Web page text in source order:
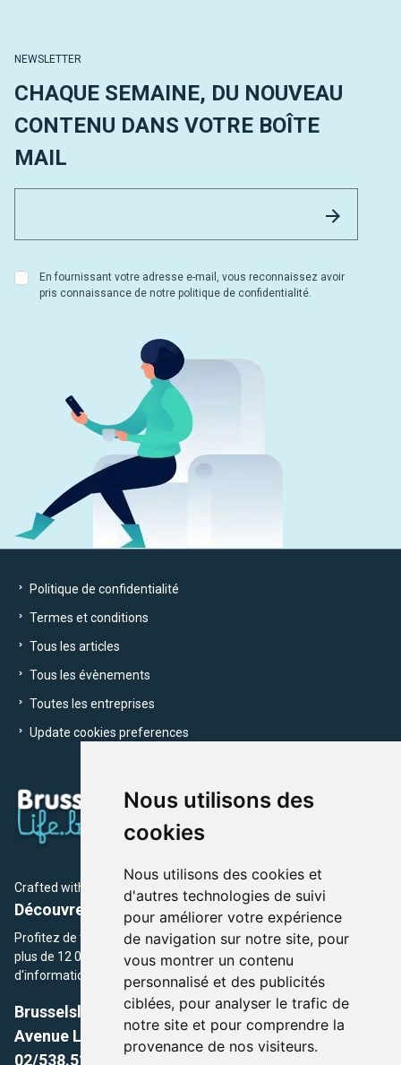
Nous utilisons des
cookies
Nous utilisons des cookies et
d'autres technologies de suivi
pour améliorer votre expérience
de navigation sur notre site, pour
vous montrer un contenu
personnalisé et des publicités
ciblées, pour analyser le trafic de
notre site et pour comprendre la
provenance de nos visiteurs.
NEWSLETTER
CHAQUE SEMAINE, DU NOUVEAU
CONTENU DANS VOTRE BOÎTE
MAIL
En fournissant votre adresse e-mail, vous reconnaissez avoir
pris connaissance de notre politique de confidentialité.
Politique de confidentialité
Termes et conditions
Tous les articles
Tous les évènements
Toutes les entreprises
Update cookies preferences
Crafted with by Brusselslife Team
Découvrez plus de 12 000 adresses et événements
Profitez de toutes les sections de BrusselsLife.be et découvrez
plus de 12 000 adresses et un grand choix d'événements,
d'informations et de conseils et astuces de notre écriture.
Brusselslife.be
Avenue Louise, 500 -1050 Ixelles, Brussels,
02/538.51.49.